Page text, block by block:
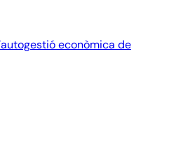
econòmica de